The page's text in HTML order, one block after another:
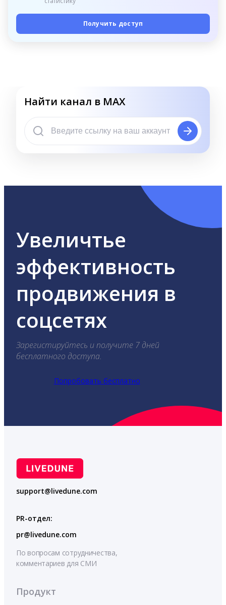
Получить доступ
Найти канал в MAX
Увеличтье
эффективность
продвижения в
соцсетях
Зарегистируйтесь и получите 7 дней
бесплатного доступа.
Попробовать бесплатно
support@livedune.com
PR-отдел:
pr@livedune.com
По вопросам сотрудничества,
комментариев для СМИ
Продукт